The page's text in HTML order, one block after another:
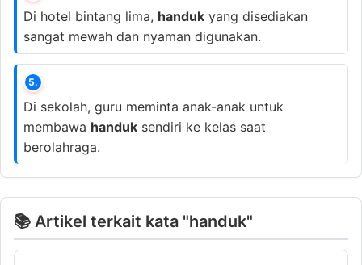
Di hotel bintang lima, handuk yang disediakan
sangat mewah dan nyaman digunakan.
5.
Di sekolah, guru meminta anak-anak untuk
membawa handuk sendiri ke kelas saat
berolahraga.
📚 Artikel terkait kata "handuk"